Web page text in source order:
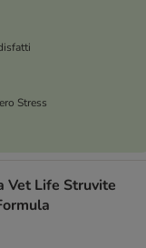
Stress
Vet Life Struvite